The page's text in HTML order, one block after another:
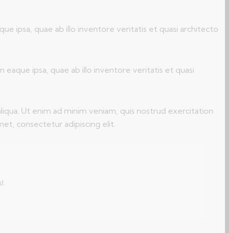
ipsa, quae ab illo inventore veritatis et quasi architecto
ipsa, quae ab illo inventore veritatis et quasi
Ut enim ad minim veniam, quis nostrud exercitation
consectetur adipiscing elit.